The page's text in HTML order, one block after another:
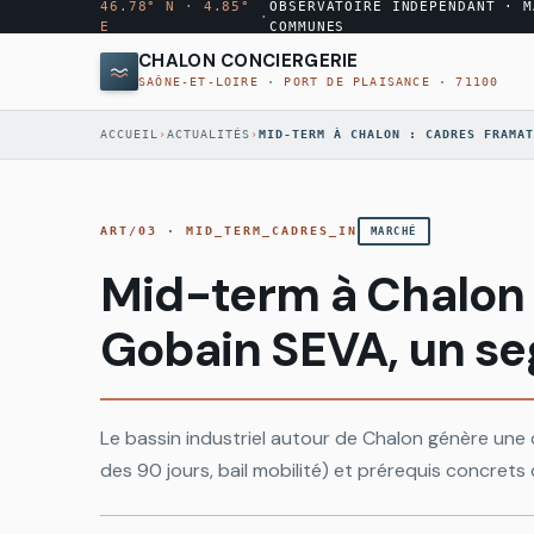
46.78° N · 4.85°
E
·
OBSERVATOIRE INDÉPENDANT ·
COMMUNES
CHALON CONCIERGERIE
SAÔNE-ET-LOIRE · PORT DE PLAISANCE · 71100
·
10
Annuaire
CMP
Comparateur
tarifs
→
Quartiers
Chalon
→
MARCHÉ
GRATUIT
Rapport
sous
h
ACCUEIL › ACTUALITÉS › MID-TERM À CHALON : CADRES
ART/03 · MID_TERM_CADRES_IN MARCHÉ
Mid-term à
Gobain SEVA, un
Le bassin industriel autour de Chalon génère
des 90 jours, bail mobilité) et prérequis concrets